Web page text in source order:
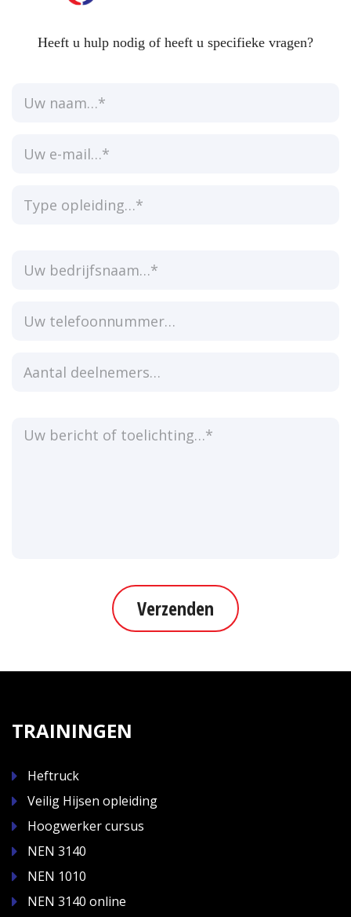
Heeft u hulp nodig of heeft u specifieke vragen?
Verzenden
TRAININGEN
Heftruck
Veilig Hijsen opleiding
Hoogwerker cursus
NEN 3140
NEN 1010
NEN 3140 online